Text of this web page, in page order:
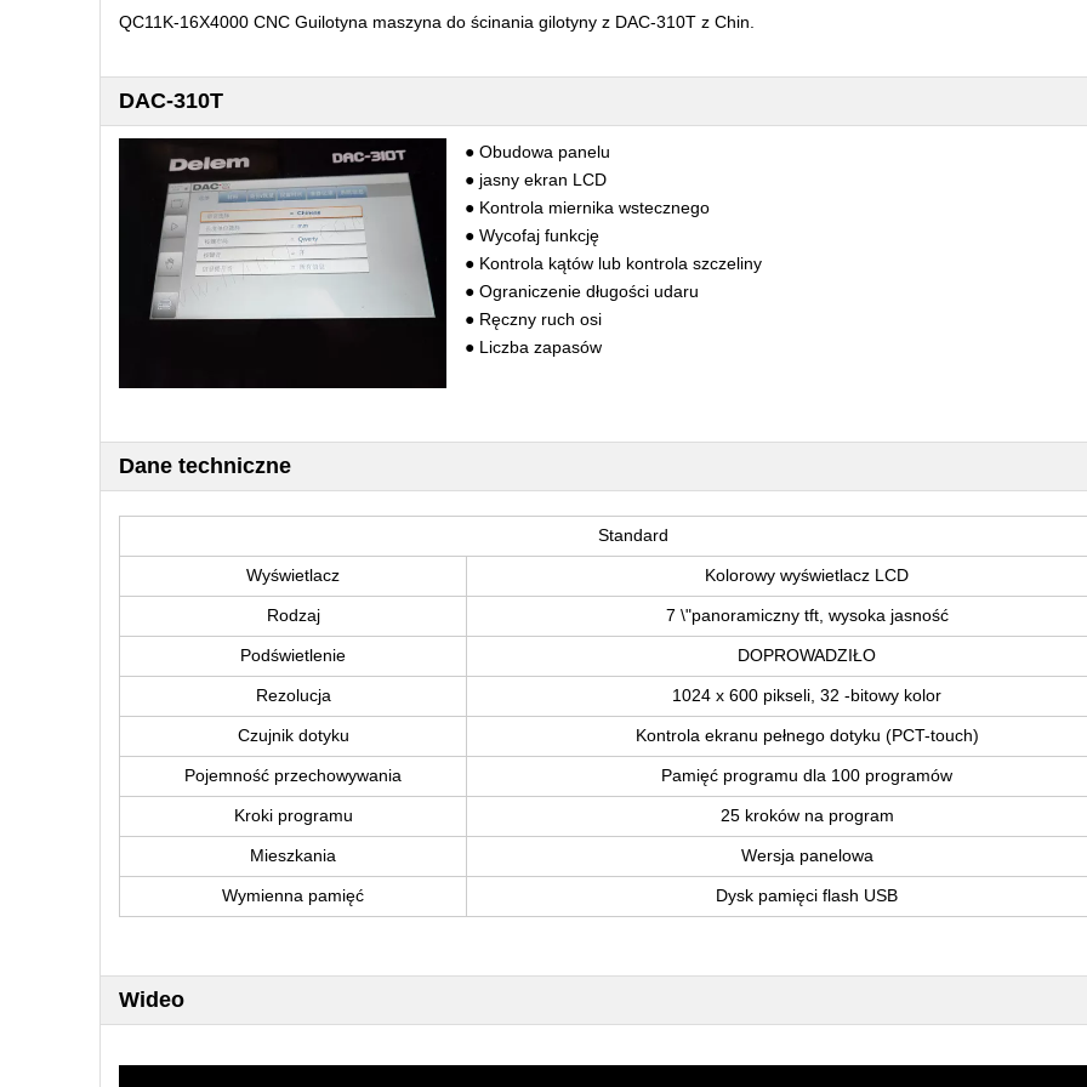
QC11K-16X4000 CNC Guilotyna maszyna do ścinania gilotyny z DAC-310T z Chin.
DAC-310T
● Obudowa panelu
● jasny ekran LCD
● Kontrola miernika wstecznego
● Wycofaj funkcję
● Kontrola kątów lub kontrola szczeliny
● Ograniczenie długości udaru
● Ręczny ruch osi
● Liczba zapasów
Dane techniczne
Standard
Wyświetlacz Kolorowy wyświetlacz LCD
Rodzaj 7 \"panoramiczny tft, wysoka jasność
Podświetlenie DOPROWADZIŁO
Rezolucja 1024 x 600 pikseli, 32 -bitowy kolor
Czujnik dotyku Kontrola ekranu pełnego dotyku (PCT-touch)
Pojemność przechowywania Pamięć programu dla 100 programów
Kroki programu 25 kroków na program
Mieszkania Wersja panelowa
Wymienna pamięć Dysk pamięci flash USB
Wideo